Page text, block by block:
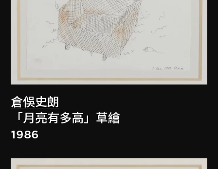
倉俁史朗
「月亮有多高」草繪
1986